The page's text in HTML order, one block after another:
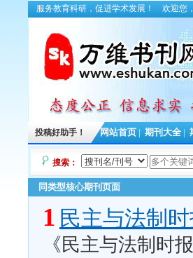
服务教育科研，促进学术发展！ 欢迎您
投稿好助手！ 网站首页 期刊大全
搜索：
同类型核心期刊页面
1 民主与法制时
《民主与法制时